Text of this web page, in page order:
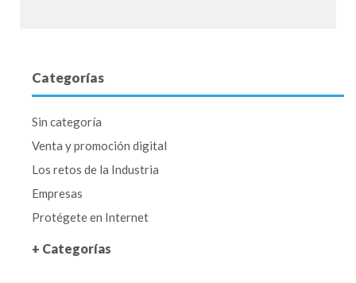
Categorías
Sin categoría
Venta y promoción digital
Los retos de la Industria
Empresas
Protégete en Internet
+ Categorías